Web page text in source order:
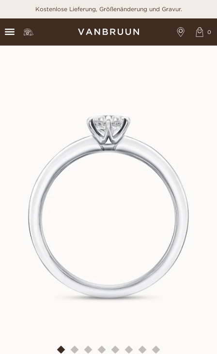
Kostenlose Lieferung, Größenänderung und Gravur.